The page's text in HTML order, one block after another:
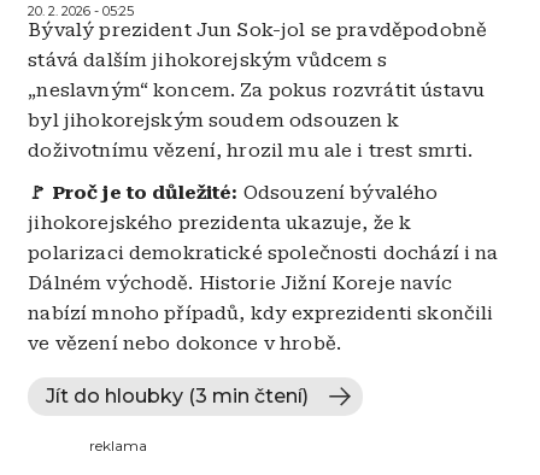
20. 2. 2026 - 05:25
Bývalý prezident Jun Sok-jol se pravděpodobně
stává dalším jihokorejským vůdcem s
„neslavným“ koncem. Za pokus rozvrátit ústavu
byl jihokorejským soudem odsouzen k
doživotnímu vězení, hrozil mu ale i trest smrti.
🚩 Proč je to důležité: Odsouzení bývalého
jihokorejského prezidenta ukazuje, že k
polarizaci demokratické společnosti dochází i na
Dálném východě. Historie Jižní Koreje navíc
nabízí mnoho případů, kdy exprezidenti skončili
ve vězení nebo dokonce v hrobě.
Jít do hloubky (3 min čtení)
reklama